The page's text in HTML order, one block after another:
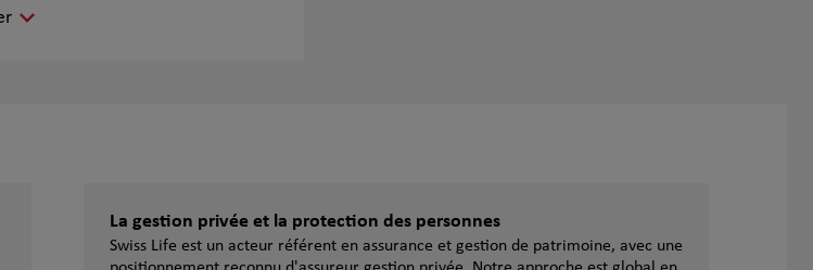
La gestion privée et la protection des personnes
Swiss Life est un acteur référent en assurance et gestion de patrimoine, avec une